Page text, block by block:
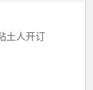
土人开订